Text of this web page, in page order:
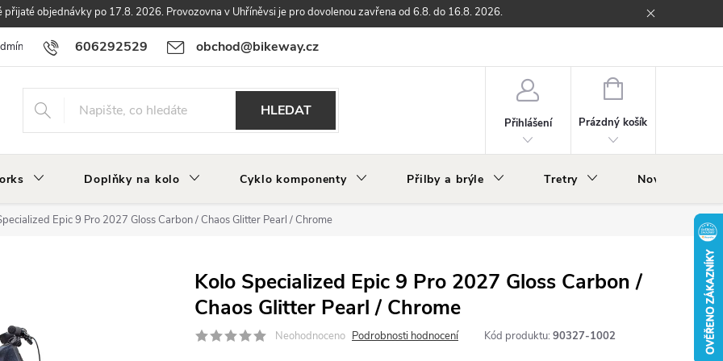
objednávky po 17.8. 2026. Provozovna v Uhříněvsi je pro dovolenou zavřena od 6.8. do 16.8. 2026.
606292529 obchod@bikeway.cz
Podmínky ochrany osobních údajů Vrácení a reklamace zboží
HLEDAT
Přihlášení
NÁKUPNÍ
Prázdný košík
Doplňky na kolo Cyklo komponenty Přilby a brýle Tretry Nově v
Epic 9 Pro 2027 Gloss Carbon / Chaos Glitter Pearl / Chrome
Kolo Specialized Epic 9 Pro 2027 Gloss Carbon /
Chaos Glitter Pearl / Chrome
Neohodnoceno Podrobnosti hodnocení Kód produktu: 90327-1002